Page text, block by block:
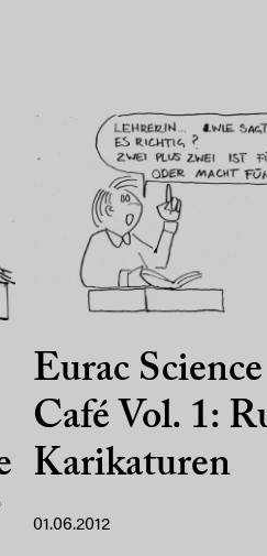
Eurac Science
Café Vol. 1:
Karikaturen
01.06.2012